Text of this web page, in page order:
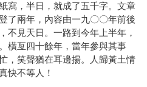
寫，半日，就成了五千字。文章
了兩年，內容由一九〇〇年前後
不見天日。一路到今年上半年，
橫亙四十餘年，當年參與其事
，笑聲猶在耳邊揚。人歸黃土情
快不等人！